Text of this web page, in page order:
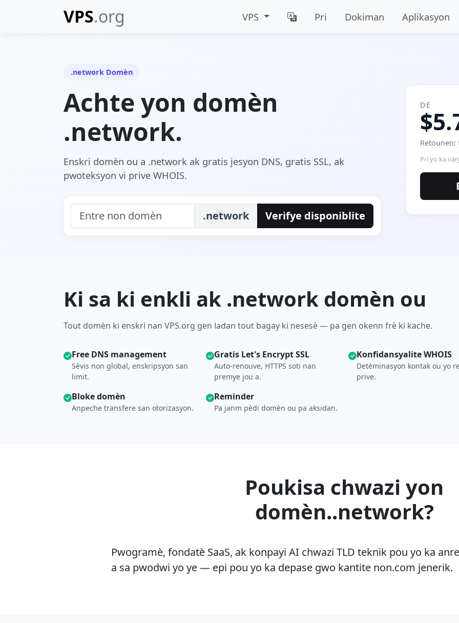
VPS.org VPS Pri Dokiman Aplikasyon
.network Domèn
Achte yon domèn
.network.
Enskri domèn ou a .network ak gratis jesyon DNS, gratis SSL, ak
pwoteksyon vi prive WHOIS.
.network Verifye disponiblite
DE
Retounen:
Pri yo ka
Ki sa ki enkli ak .network domèn ou
Tout domèn ki enskri nan VPS.org gen ladan tout bagay ki nesesè — pa gen okenn frè ki kache.
Free DNS management
Sèvis non global, enskripsyon san
limit.
Gratis Let's Encrypt SSL
Auto-renouve, HTTPS soti nan
premye jou a.
Konfidansyalite WHOIS
Detèminasyon kontak ou yo
prive.
Bloke domèn
Anpeche transfere san otorizasyon.
Reminder
Pa janm pèdi domèn ou pa aksidan.
Poukisa chwazi yon
domèn..network?
Pwogramè, fondatè SaaS, ak konpayi AI chwazi TLD teknik pou yo ka
a sa pwodwi yo ye — epi pou yo ka depase gwo kantite non.com jenerik.